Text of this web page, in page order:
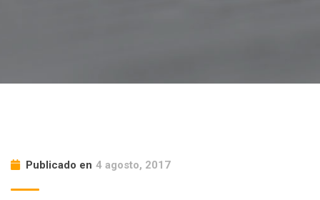
Publicado en 4 agosto, 2017